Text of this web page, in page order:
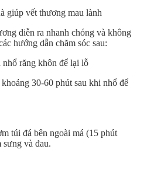
giúp vết thương mau lành
diễn ra nhanh chóng và không
hướng dẫn chăm sóc sau:
nhổ răng khôn để lại lỗ
30-60 phút sau khi nhổ để
túi đá bên ngoài má (15 phút
và đau.